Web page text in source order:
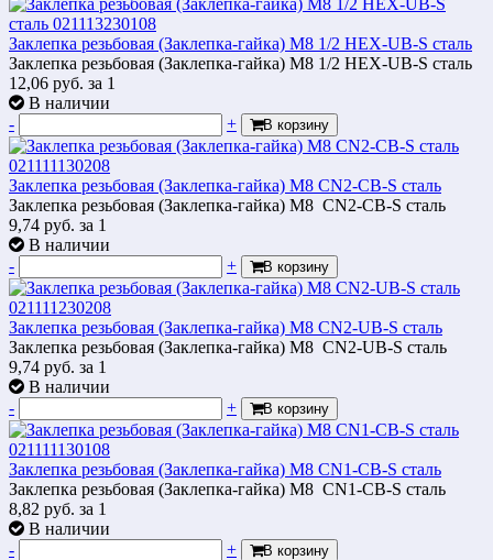
Заклепка резьбовая (Заклепка-гайка) М8 1/2 HEX-UB-S сталь
Заклепка резьбовая (Заклепка-гайка) М8 1/2 HEX-UB-S сталь
12,06 руб. за 1
В наличии
-
+ В корзину
Заклепка резьбовая (Заклепка-гайка) М8 CN2-СB-S сталь
Заклепка резьбовая (Заклепка-гайка) М8 CN2-СB-S сталь
9,74 руб. за 1
В наличии
-
+ В корзину
Заклепка резьбовая (Заклепка-гайка) М8 CN2-UB-S сталь
Заклепка резьбовая (Заклепка-гайка) М8 CN2-UB-S сталь
9,74 руб. за 1
В наличии
-
+ В корзину
Заклепка резьбовая (Заклепка-гайка) М8 CN1-СB-S сталь
Заклепка резьбовая (Заклепка-гайка) М8 CN1-СB-S сталь
8,82 руб. за 1
В наличии
-
+ В корзину